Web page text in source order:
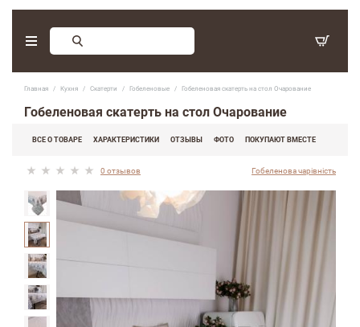
Главная Кухня Скатерти Гобеленовые Гобеленовая скатерть на стол Очарование
Гобеленовая скатерть на стол Очарование
ВСЕ О ТОВАРЕ ХАРАКТЕРИСТИКИ ОТЗЫВЫ ФОТО ПОКУПАЮТ ВМЕСТЕ
0 отзывов Гобеленова чарівність
Заказ обратного звонка
(097) 416-90-33 ,
(066) 339-07-15